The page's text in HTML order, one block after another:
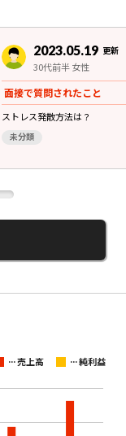
2023.05.19 更新
30代前半 女性
面接で質問されたこと
ストレス発散方法は？
未分類
...売上高 ...純利益